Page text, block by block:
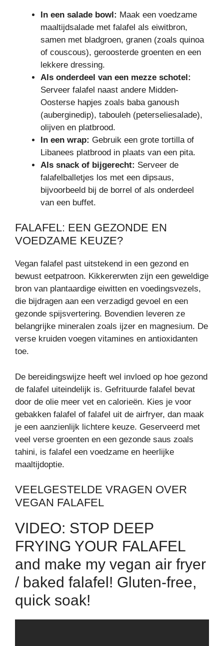
In een salade bowl: Maak een voedzame
maaltijdsalade met falafel als eiwitbron,
samen met bladgroen, granen (zoals quinoa
of couscous), geroosterde groenten en een
lekkere dressing.
Als onderdeel van een mezze schotel:
Serveer falafel naast andere Midden-
Oosterse hapjes zoals baba ganoush
(auberginedip), tabouleh (peterseliesalade),
olijven en platbrood.
In een wrap: Gebruik een grote tortilla of
Libanees platbrood in plaats van een pita.
Als snack of bijgerecht: Serveer de
falafelballetjes los met een dipsaus,
bijvoorbeeld bij de borrel of als onderdeel
van een buffet.
FALAFEL: EEN GEZONDE EN
VOEDZAME KEUZE?
Vegan falafel past uitstekend in een gezond en
bewust eetpatroon. Kikkererwten zijn een geweldige
bron van plantaardige eiwitten en voedingsvezels,
die bijdragen aan een verzadigd gevoel en een
gezonde spijsvertering. Bovendien leveren ze
belangrijke mineralen zoals ijzer en magnesium. De
verse kruiden voegen vitamines en antioxidanten
toe.
De bereidingswijze heeft wel invloed op hoe gezond
de falafel uiteindelijk is. Gefrituurde falafel bevat
door de olie meer vet en calorieën. Kies je voor
gebakken falafel of falafel uit de airfryer, dan maak
je een aanzienlijk lichtere keuze. Geserveerd met
veel verse groenten en een gezonde saus zoals
tahini, is falafel een voedzame en heerlijke
maaltijdoptie.
VEELGESTELDE VRAGEN OVER
VEGAN FALAFEL
VIDEO: STOP DEEP
FRYING YOUR FALAFEL
and make my vegan air fryer
/ baked falafel! Gluten-free,
quick soak!